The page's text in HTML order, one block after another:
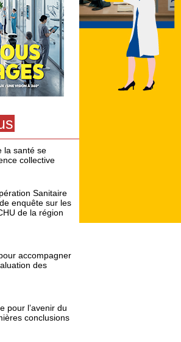
la santé se
collective
Sanitaire
enquête sur les
de la région
accompagner
des
pour l’avenir du
conclusions